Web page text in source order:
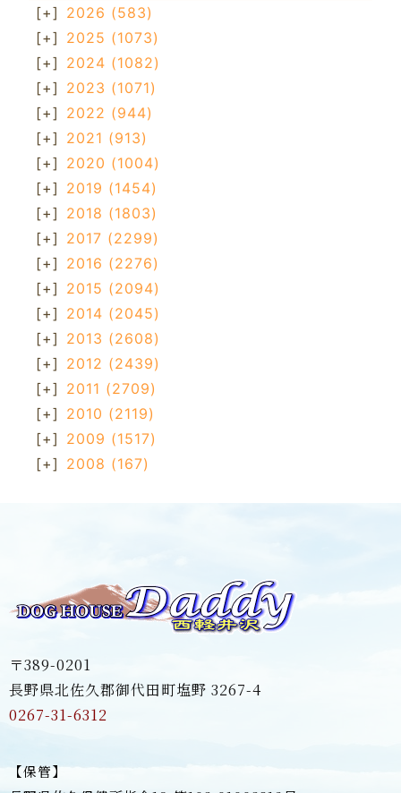
[+] 2026 (583)
[+] 2025 (1073)
[+] 2024 (1082)
[+] 2023 (1071)
[+] 2022 (944)
[+] 2021 (913)
[+] 2020 (1004)
[+] 2019 (1454)
[+] 2018 (1803)
[+] 2017 (2299)
[+] 2016 (2276)
[+] 2015 (2094)
[+] 2014 (2045)
[+] 2013 (2608)
[+] 2012 (2439)
[+] 2011 (2709)
[+] 2010 (2119)
[+] 2009 (1517)
[+] 2008 (167)
〒389-0201
長野県北佐久郡御代田町塩野 3267-4
0267-31-6312
【保管】